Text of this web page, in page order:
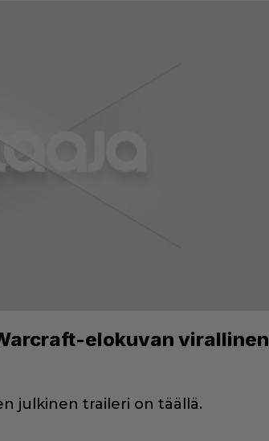
elokuvan virallinen
julkinen traileri on täällä.